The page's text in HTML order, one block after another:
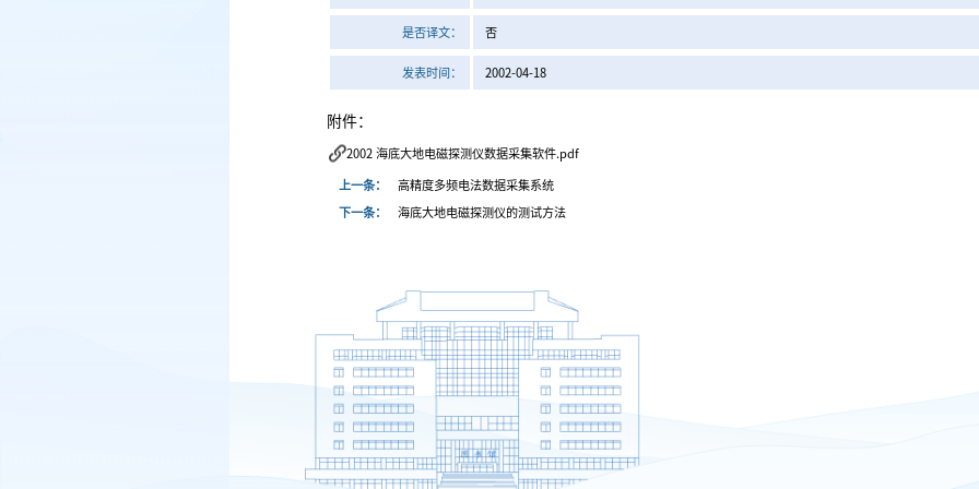
是否译文： 否
发表时间： 2002-04-18
附件：
2002 海底大地电磁探测仪数据采集软件.pdf
上一条： 高精度多频电法数据采集系统
下一条： 海底大地电磁探测仪的测试方法